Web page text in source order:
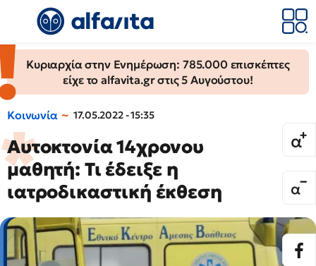
Κυριαρχία στην Ενημέρωση: 785.000 επισκέπτες
είχε το alfavita.gr στις 5 Αυγούστου!
Κοινωνία 17.05.2022 - 15:35
Αυτοκτονία 14χρονου
μαθητή: Τι έδειξε η
ιατροδικαστική έκθεση